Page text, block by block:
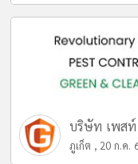
บริษัท เพสท์
ภูเก็ต , 20 ก.ค.